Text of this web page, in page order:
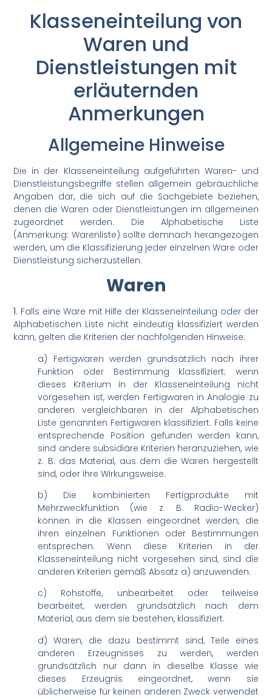
Klasseneinteilung von
Waren und
Dienstleistungen mit
erläuternden
Anmerkungen
Allgemeine Hinweise
Die in der Klasseneinteilung aufgeführten Waren- und
Dienstleistungsbegriffe stellen allgemein gebräuchliche
Angaben dar, die sich auf die Sachgebiete beziehen,
denen die Waren oder Dienstleistungen im allgemeinen
zugeordnet werden. Die Alphabetische Liste
(Anmerkung: Warenliste) sollte demnach herangezogen
werden, um die Klassifizierung jeder einzelnen Ware oder
Dienstleistung sicherzustellen.
Waren
1. Falls eine Ware mit Hilfe der Klasseneinteilung oder der
Alphabetischen Liste nicht eindeutig klassifiziert werden
kann, gelten die Kriterien der nachfolgenden Hinweise:
a) Fertigwaren werden grundsätzlich nach ihrer
Funktion oder Bestimmung klassifiziert; wenn
dieses Kriterium in der Klasseneinteilung nicht
vorgesehen ist, werden Fertigwaren in Analogie zu
anderen vergleichbaren in der Alphabetischen
Liste genannten Fertigwaren klassifiziert. Falls keine
entsprechende Position gefunden werden kann,
sind andere subsidiäre Kriterien heranzuziehen, wie
z. B. das Material, aus dem die Waren hergestellt
sind, oder ihre Wirkungsweise.
b) Die kombinierten Fertigprodukte mit
Mehrzweckfunktion (wie z. B. Radio-Wecker)
können in die Klassen eingeordnet werden, die
ihren einzelnen Funktionen oder Bestimmungen
entsprechen. Wenn diese Kriterien in der
Klasseneinteilung nicht vorgesehen sind, sind die
anderen Kriterien gemäß Absatz a) anzuwenden.
c) Rohstoffe, unbearbeitet oder teilweise
bearbeitet, werden grundsätzlich nach dem
Material, aus dem sie bestehen, klassifiziert.
d) Waren, die dazu bestimmt sind, Teile eines
anderen Erzeugnisses zu werden, werden
grundsätzlich nur dann in dieselbe Klasse wie
dieses Erzeugnis eingeordnet, wenn sie
üblicherweise für keinen anderen Zweck verwendet